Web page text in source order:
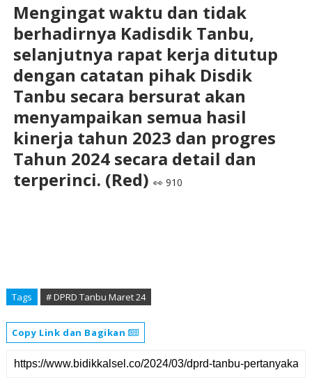
Mengingat waktu dan tidak
berhadirnya Kadisdik Tanbu,
selanjutnya rapat kerja ditutup
dengan catatan pihak Disdik
Tanbu secara bersurat akan
menyampaikan semua hasil
kinerja tahun 2023 dan progres
Tahun 2024 secara detail dan
terperinci. (Red) 👀 910
Tags # DPRD Tanbu Maret 24
Copy Link dan Bagikan